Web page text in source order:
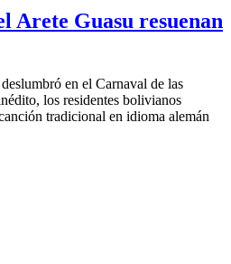
Arete Guasu resuenan
en el Carnaval de las
los residentes bolivianos
tradicional en idioma alemán